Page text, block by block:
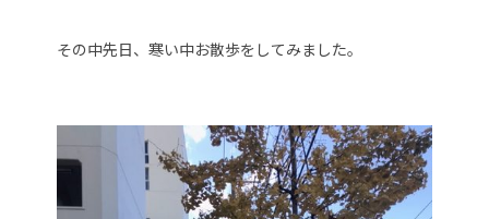
その中先日、寒い中お散歩をしてみました。